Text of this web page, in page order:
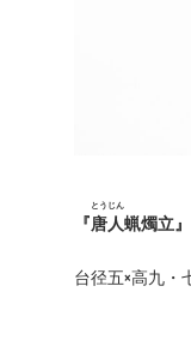
『唐人
とうじん
蝋燭立
台径五×高九・